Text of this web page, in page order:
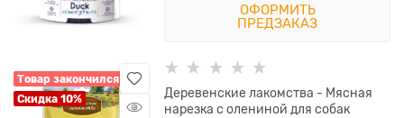
ОФОРМИТЬ
ПРЕДЗАКАЗ
Товар закончился
Скидка 10%
Деревенские лакомства - Мясная
нарезка с олениной для собак